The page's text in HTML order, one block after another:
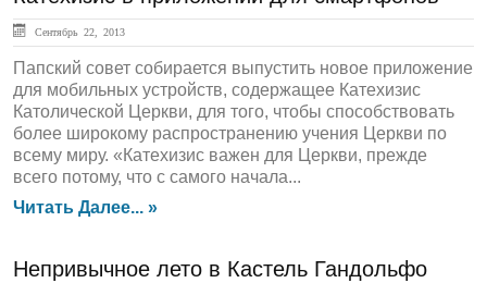
Сентябрь 22, 2013
Папский совет собирается выпустить новое приложение
для мобильных устройств, содержащее Катехизис
Католической Церкви, для того, чтобы способствовать
более широкому распространению учения Церкви по
всему миру. «Катехизис важен для Церкви, прежде
всего потому, что с самого начала...
Читать Далее... »
Непривычное лето в Кастель Гандольфо